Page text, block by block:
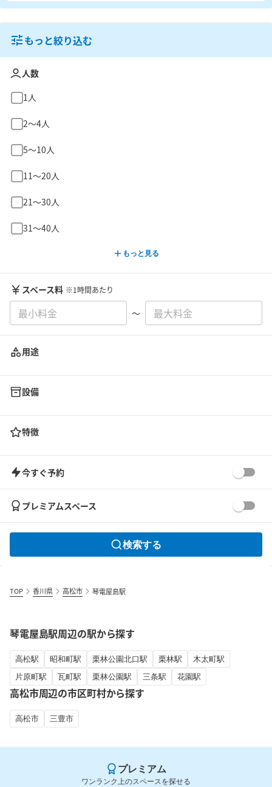
もっと絞り込む
人数
1人
2〜4人
5〜10人
11〜20人
21〜30人
31〜40人
もっと見る
スペース料 ※1時間あたり
〜
用途
設備
特徴
今すぐ予約
プレミアムスペース
検索する
TOP 香川県 高松市 琴電屋島駅
琴電屋島駅周辺の駅から探す
高松駅 昭和町駅 栗林公園北口駅 栗林駅
木太町駅
片原町駅
瓦町駅 栗林公園駅 三条駅 花園駅
高松市周辺の市区町村から探す
高松市 三豊市
プレミアム
ワンランク上のスペースを探せる